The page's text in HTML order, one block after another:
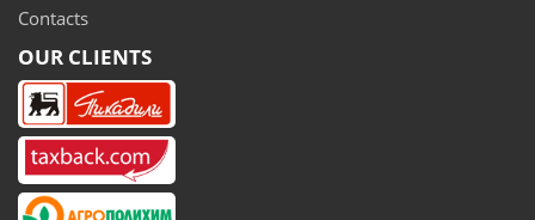
Contacts
OUR CLIENTS